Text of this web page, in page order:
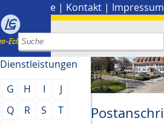
Presse | Kontakt | Impressum
Dienstleistungen
G H I
J
Q R S
T